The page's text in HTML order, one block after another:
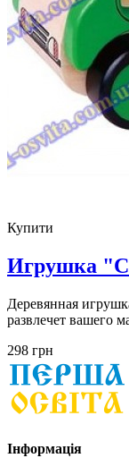
Купити
Игрушка
Деревянная
развлечет вашего
298 грн
Інформація